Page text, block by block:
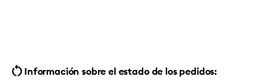
restart_alt Información sobre el estado de los pedidos: